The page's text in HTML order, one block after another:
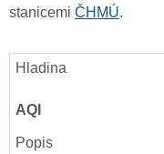
stanicemi ČHMÚ.